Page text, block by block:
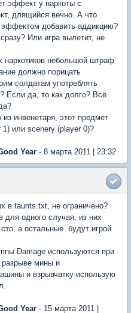
эффект у наркоты с
длящийся вечно. А что
добавить аддикцию?
Или игра вылетит, не
небольшой штраф
должно порицать
солдатам употреблять
Если да, то как долго? Всё
инвенетаря, этот предмет
1) или scenery (player 0)?
Year - 8 марта 2011 | 23:32
в taunts.txt, не ограничено?
для одного случая, из них
а остальные  будут игрой
Damage используются при
мины и
и взрывчатку использую
Year - 15 марта 2011 |